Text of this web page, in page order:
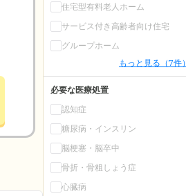
住宅型有料老人ホーム
サービス付き高齢者向け住宅
グループホーム
もっと見る（7件）
必要な医療処置
認知症
糖尿病・インスリン
脳梗塞・脳卒中
骨折・骨粗しょう症
心臓病